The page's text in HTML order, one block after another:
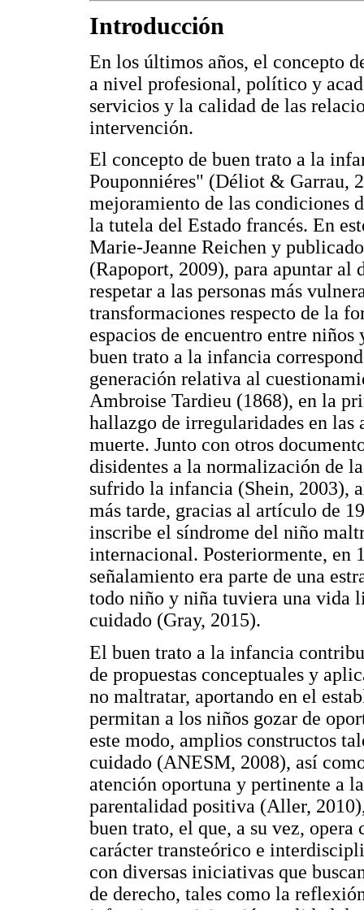
Introducción
En los últimos años, el concepto
a nivel profesional, político y
servicios y la calidad de las
intervención.
El concepto de buen trato a la
Pouponniéres" (Déliot & Garrau,
mejoramiento de las condiciones
la tutela del Estado francés. En
Marie-Jeanne Reichen y
(Rapoport, 2009), para apuntar al
respetar a las personas más
transformaciones respecto de la
espacios de encuentro entre
buen trato a la infancia
generación relativa al
Ambroise Tardieu (1868), en la
hallazgo de irregularidades en las
muerte. Junto con otros
disidentes a la normalización de
sufrido la infancia (Shein, 2003),
más tarde, gracias al artículo de
inscribe el síndrome del niño
internacional. Posteriormente, en
señalamiento era parte de una
todo niño y niña tuviera una vida
cuidado (Gray, 2015).
El buen trato a la infancia
de propuestas conceptuales y
no maltratar, aportando en el
permitan a los niños gozar de
este modo, amplios constructos
cuidado (ANESM, 2008), así
atención oportuna y pertinente a
parentalidad positiva (Aller,
buen trato, el que, a su vez,
carácter transteórico e
con diversas iniciativas que
de derecho, tales como la